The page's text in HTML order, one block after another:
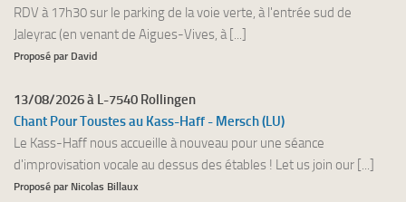
RDV à 17h30 sur le parking de la voie verte, à l'entrée sud de
Jaleyrac (en venant de Aigues-Vives, à [...]
Proposé par David
13/08/2026 à L-7540 Rollingen
Chant Pour Toustes au Kass-Haff - Mersch (LU)
Le Kass-Haff nous accueille à nouveau pour une séance
d'improvisation vocale au dessus des étables ! Let us join our [...]
Proposé par Nicolas Billaux